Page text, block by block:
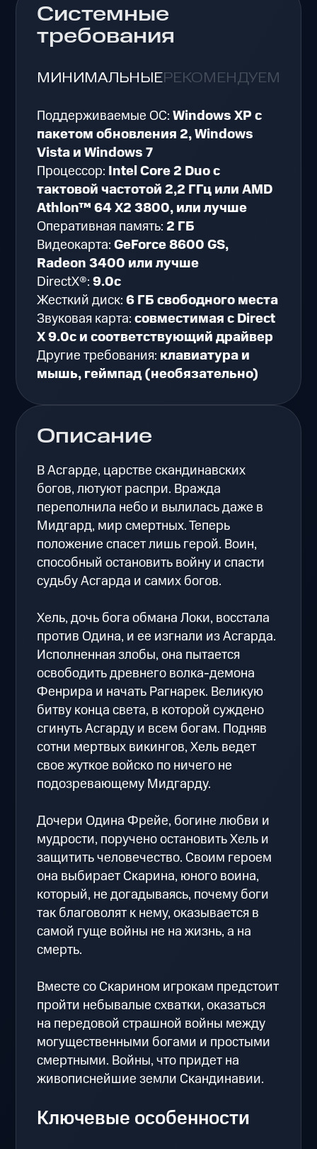
Описание
В Асгарде, царстве скандинавских
богов, лютуют распри. Вражда
переполнила небо и вылилась даже в
Мидгард, мир смертных. Теперь
положение спасет лишь герой. Воин,
способный остановить войну и спасти
судьбу Асгарда и самих богов.
Хель, дочь бога обмана Локи, восстала
против Одина, и ее изгнали из Асгарда.
Исполненная злобы, она пытается
освободить древнего волка-демона
Фенрира и начать Рагнарек. Великую
битву конца света, в которой суждено
сгинуть Асгарду и всем богам. Подняв
сотни мертвых викингов, Хель ведет
свое жуткое войско по ничего не
подозревающему Мидгарду.
Дочери Одина Фрейе, богине любви и
мудрости, поручено остановить Хель и
защитить человечество. Своим героем
она выбирает Скарина, юного воина,
который, не догадываясь, почему боги
так благоволят к нему, оказывается в
самой гуще войны не на жизнь, а на
смерть.
Вместе со Скарином игрокам предстоит
пройти небывалые схватки, оказаться
на передовой страшной войны между
могущественными богами и простыми
смертными. Войны, что придет на
живописнейшие земли Скандинавии.
Ключевые особенности
Системные
требования
МИНИМАЛЬНЫЕРЕКОМЕНДУЕМЫЕ
Поддерживаемые ОС:Windows XP с
пакетом обновления 2, Windows
Vista и Windows 7
Процессор: Intel Core 2 Duo с
тактовой частотой 2,2 ГГц или AMD
Athlon™ 64 X2 3800, или лучше
Оперативная память: 2 ГБ
Видеокарта:GeForce 8600 GS,
Radeon 3400 или лучше
DirectX®:9.0c
Жесткий диск:6 ГБ свободного места
Звуковая карта:совместимая с Direct
X 9.0c и соответствующий драйвер
Другие требования: клавиатура и
мышь, геймпад (необязательно)